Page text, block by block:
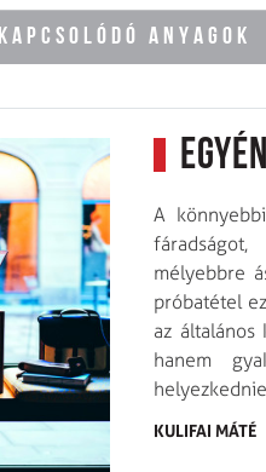
KAPCSOLÓDÓ ANYAGOK
A
mélyebbre
próbatétel
az általános
hanem
KULIFAI MÁTÉ